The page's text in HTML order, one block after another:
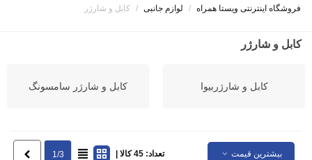
فروشگاه اینترنتی ویستا همراه / لوازم جانبی / کابل و شارژر
کابل و شارژر
کابل و شارژربیوا کابل و شارژر سامسونگ
بیشترین قیمت تعداد: 45 کالا | 1/3